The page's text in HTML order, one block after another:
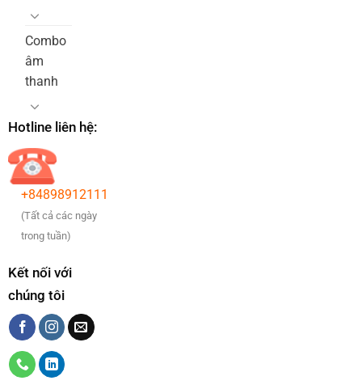
Combo
âm
thanh
Hotline liên hệ:
+84898912111
(Tất cả các ngày
trong tuần)
Kết nối với
chúng tôi